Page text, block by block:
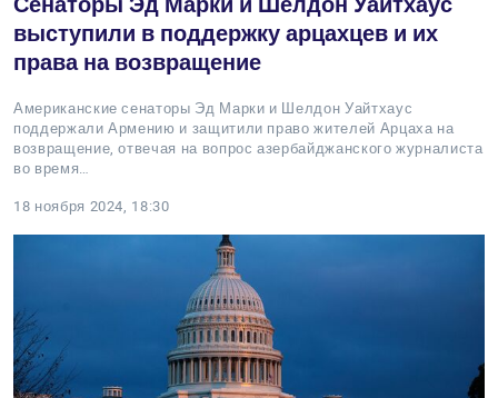
выступили в поддержку арцахцев и их
права на возвращение
Американские сенаторы Эд Марки и Шелдон Уайтхаус
поддержали Армению и защитили право жителей Арцаха на
возвращение, отвечая на вопрос азербайджанского журналиста
во время…
18 ноября 2024, 18:30